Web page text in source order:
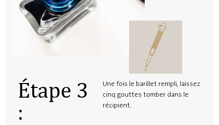
Étape 3
:
Une fois le barillet rempli, laissez
cinq gouttes tomber dans le
récipient.